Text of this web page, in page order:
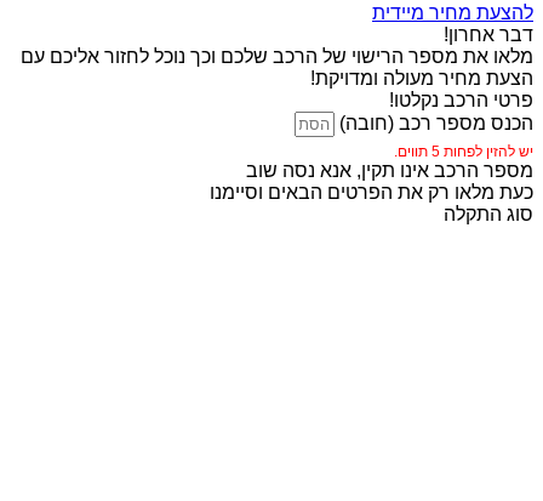
להצעת מחיר מיידית
דבר אחרון!
מלאו את מספר הרישוי של הרכב שלכם וכך נוכל לחזור אליכם עם
הצעת מחיר מעולה ומדויקת!
פרטי הרכב נקלטו!
הכנס מספר רכב (חובה)
יש להזין לפחות 5 תווים.
מספר הרכב אינו תקין, אנא נסה שוב
כעת מלאו רק את הפרטים הבאים וסיימנו
סוג התקלה